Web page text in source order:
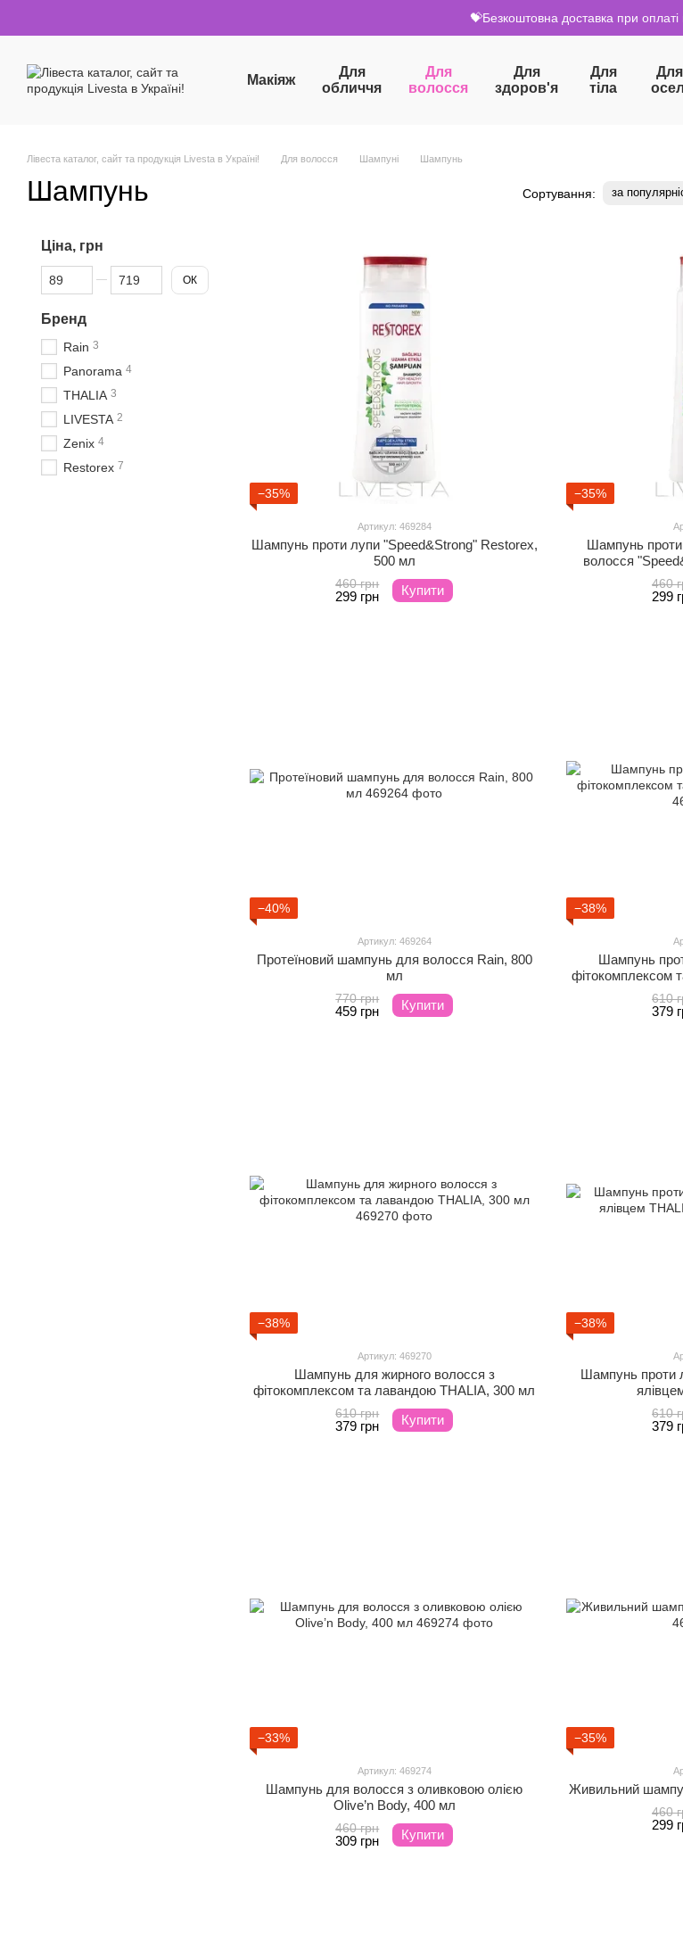
💝Безкоштовна доставка при
Макіяж
Для
обличчя
Для
волосся
Для
здоров'я
Для
тіла
Для
Лівеста каталог, сайт та продукція Livesta в Україні! Для волосся Шампуні Шампунь
Шампунь Сортування: за
−35%
Артикул: 469284
Шампунь проти лупи "Speed&Strong" Restorex,
500 мл
460 грн
299 грн Купити
−35%
Шампунь проти
волосся
460
299
−40%
Артикул: 469264
Протеїновий шампунь для волосся Rain, 800
мл
770 грн
459 грн Купити
−38%
Шампунь
фітокомплексом
610
379
−38%
Артикул: 469270
Шампунь для жирного волосся з
фітокомплексом та лавандою THALIA, 300 мл
610 грн
379 грн Купити
−38%
Шампунь проти
610
379
−33%
Артикул: 469274
Шампунь для волосся з оливковою олією
Olive’n Body, 400 мл
460 грн
309 грн Купити
−35%
Живильний
460
299
Ціна, грн
Від Ціна, грн
До Ціна, грн ОК
Бренд
Rain 3
Panorama 4
THALIA 3
LIVESTA 2
Zenix 4
Restorex 7